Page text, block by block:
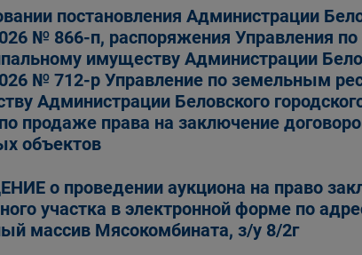
постановления Администрации
№ 866-п, распоряжения Управления
имуществу Администрации
№ 712-р Управление по земельным
Администрации Беловского
продаже права на заключение
объектов
о проведении аукциона на право
участка в электронной форме по
массив Мясокомбината, з/у 8/2г